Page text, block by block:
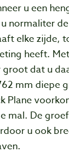
u een
normaliter
elke zijde,
heeft.
groot dat u
mm diepe
Plane
mal. De
u ook